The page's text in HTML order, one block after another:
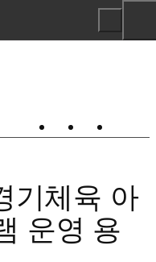
기체육 아
운영 용